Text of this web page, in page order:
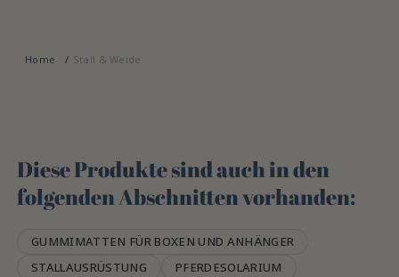
Home Stall & Weide
Diese Produkte sind auch in den
folgenden Abschnitten vorhanden:
GUMMIMATTEN FÜR BOXEN UND ANHÄNGER
STALLAUSRÜSTUNG
PFERDESOLARIUM